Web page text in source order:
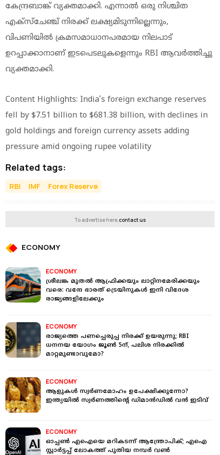
കേന്ദ്രബാങ്ക് വ്യക്തമാക്കി. എന്നാല്‍ ഒരു നിശ്ചിത
എക്‌സ്‌ചേഞ്ച് നിരക്ക് ലക്ഷ്യമിടുന്നില്ലെന്നും,
വിപണിയില്‍ ക്രമസമാധാനപരമായ നിലപാട്
ഉറപ്പാക്കാനാണ് ഇടപെടലുകളെന്നും RBI ആവര്‍ത്തിച്ചു
വ്യക്തമാക്കി.
Content Highlights: India’s foreign exchange reserves
fell by $7.51 billion to $681.38 billion, with declines in
gold holdings and foreign currency assets adding
pressure amid ongoing rupee volatility
Related tags:
RBI IMF Forex Reserve
To advertise here,contact us
ECONOMY
ECONOMY
ശ്രീലങ്ക മുതല്‍ ആഫ്രിക്കയും ലാറ്റിനമേരിക്കയും
വരെ: വന്ദേ ഭാരത് ട്രെയിനുകള്‍ ഇനി വിദേശ
രാജ്യങ്ങളിലേക്കും
ECONOMY
രാജ്യത്തെ പണപ്പെരുപ്പ നിരക്ക് ഉയരുന്നു; RBI
ധനനയ യോഗം ജൂണ്‍ 5ന്, പലിശ നിരക്കില്‍
മാറ്റമുണ്ടാവുമോ?
ECONOMY
ആളുകള്‍ സ്വർണമോഹം ഉപേക്ഷിക്കുന്നോ?
ഇന്ത്യയില്‍ സ്വർണത്തിന്‍റെ ഡിമാന്‍ഡില്‍ വന്‍ ഇടിവ്
ECONOMY
ഓപ്പണ്‍ എഐയെ മറികടന്ന് ആന്ത്രോപിക്; എഐ
സ്റ്റാര്‍ട്ടപ്പ് ലോകത്ത് പുതിയ നമ്പര്‍ വണ്‍